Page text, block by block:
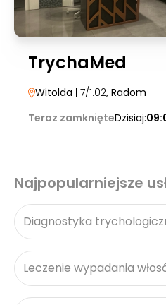
TrychaMed
Witolda | 7/1.02, Radom
Teraz zamknięteDzisiaj:
Najpopularniejsze
Diagnostyka
Leczenie wypadania